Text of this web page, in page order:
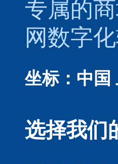
专属的
网数字化
坐标：中国
选择我们